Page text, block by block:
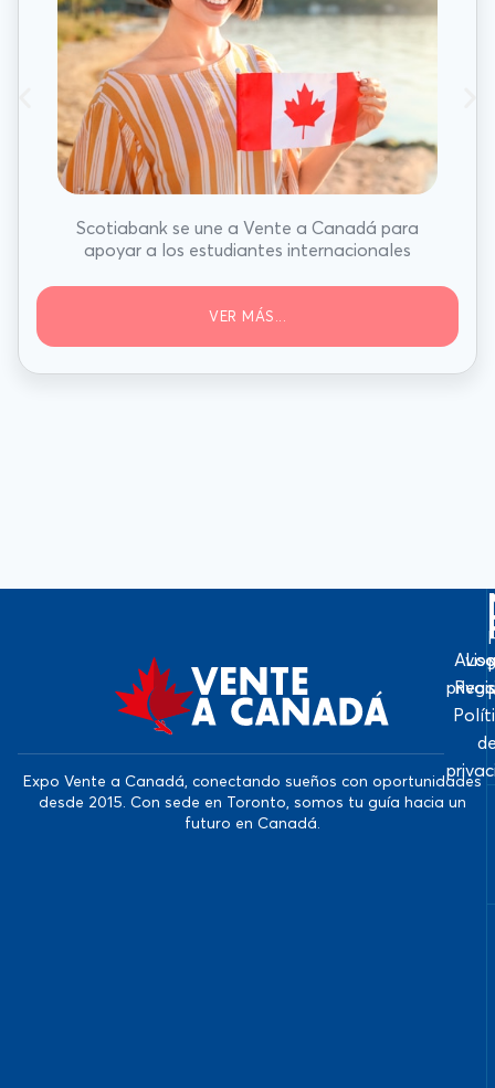
Scotiabank se une a Vente a Canadá para
apoyar a los estudiantes internacionales
VER MÁS...
Expo Vente a Canadá, conectando sueños con oportunidades
desde 2015. Con sede en Toronto, somos tu guía hacia un
futuro en Canadá.